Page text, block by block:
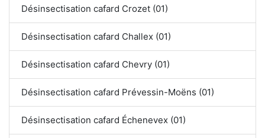
Désinsectisation cafard Crozet (01)
Désinsectisation cafard Challex (01)
Désinsectisation cafard Chevry (01)
Désinsectisation cafard Prévessin-Moëns (01)
Désinsectisation cafard Échenevex (01)